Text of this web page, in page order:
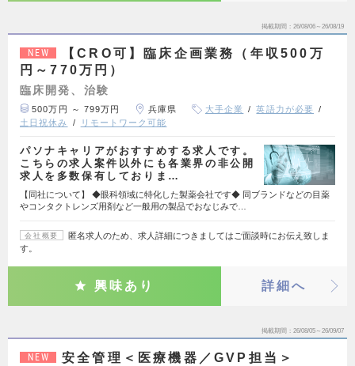
掲載期間 26/08/06～26/08/19
NEW
【CRO可】臨床企画業務（年収500万
円～770万円）
臨床開発、治験
500万円 ～ 799万円 兵庫県 大手企業
英語力が必要
土日祝休み
リモートワーク可能
パソナキャリアがおすすめする求人です。
こちらの求人案件以外にも各業界の非公開
求人を多数保有しておりま…
【同社について】 ◆眼科領域に特化した製薬会社です◆ 同ブランドなどの目薬
やコンタクトレンズ用剤など一般用の製品でおなじみで…
会社概要
匿名求人のため、求人詳細につきましてはご面談時にお伝え致しま
す。
興味あり 詳細へ
掲載期間 26/08/05～26/09/07
NEW 安全管理＜医療機器／GVP担当＞